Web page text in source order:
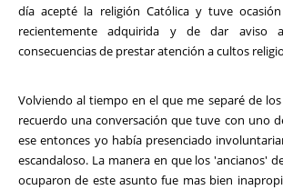
día acepté la religión Católica y tuve
recientemente adquirida y de dar aviso
consecuencias de prestar atención a cultos
Volviendo al tiempo en el que me separé de los
recuerdo una conversación que tuve con uno
ese entonces yo había presenciado
escandaloso. La manera en que los 'ancianos'
ocuparon de este asunto fue mas bien